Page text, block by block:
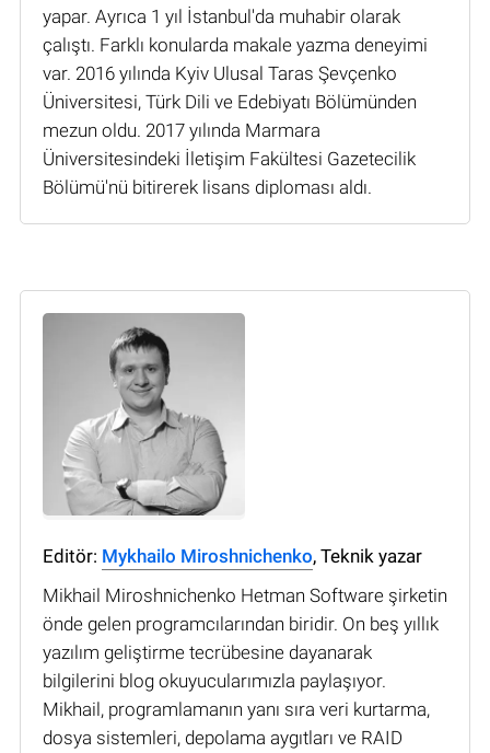
yapar. Ayrıca 1 yıl İstanbul'da muhabir olarak
çalıştı. Farklı konularda makale yazma deneyimi
var. 2016 yılında Kyiv Ulusal Taras Şevçenko
Üniversitesi, Türk Dili ve Edebiyatı Bölümünden
mezun oldu. 2017 yılında Marmara
Üniversitesindeki İletişim Fakültesi Gazetecilik
Bölümü'nü bitirerek lisans diploması aldı.
Editör: Mykhailo Miroshnichenko, Teknik yazar
Mikhail Miroshnichenko Hetman Software şirketin
önde gelen programcılarından biridir. On beş yıllık
yazılım geliştirme tecrübesine dayanarak
bilgilerini blog okuyucularımızla paylaşıyor.
Mikhail, programlamanın yanı sıra veri kurtarma,
dosya sistemleri, depolama aygıtları ve RAID